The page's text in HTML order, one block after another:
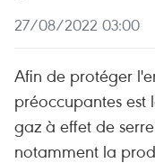
27/08/2022 03:00
Afin de protéger
préoccupantes est
gaz à effet de
notamment la